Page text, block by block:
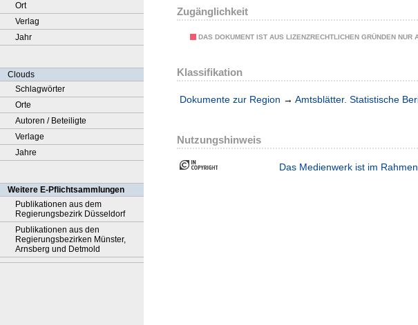
Ort
Verlag
Jahr
Clouds
Schlagwörter
Orte
Autoren / Beteiligte
Verlage
Jahre
Weitere E-Pflichtsammlungen
Publikationen aus dem
Regierungsbezirk Düsseldorf
Publikationen aus den
Regierungsbezirken Münster,
Arnsberg und Detmold
Zugänglichkeit
DAS DOKUMENT IST AUS LIZENZRECHTLICHEN GRÜNDEN NUR
Klassifikation
Dokumente zur Region → Amtsblätter. Statistische
Nutzungshinweis
Das Medienwerk ist im